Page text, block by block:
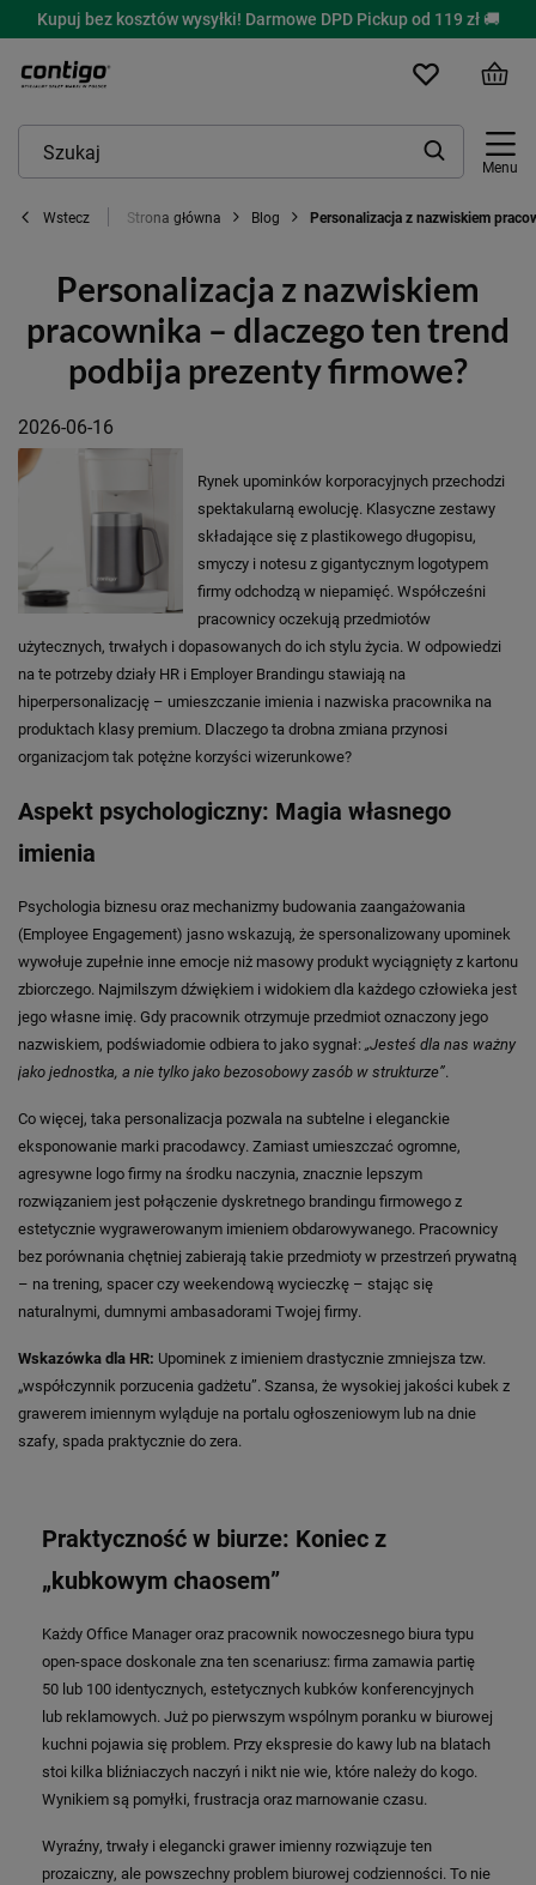
Kupuj bez kosztów wysyłki! Darmowe DPD Pickup od 119 zł 🚚
Menu
Wstecz Strona główna Blog Personalizacja z nazwiskiem
Personalizacja z nazwiskiem
pracownika – dlaczego ten trend
podbija prezenty firmowe?
2026-06-16
Rynek upominków korporacyjnych przechodzi
spektakularną ewolucję. Klasyczne zestawy
składające się z plastikowego długopisu,
smyczy i notesu z gigantycznym logotypem
firmy odchodzą w niepamięć. Współcześni
pracownicy oczekują przedmiotów
użytecznych, trwałych i dopasowanych do ich stylu życia. W odpowiedzi
na te potrzeby działy HR i Employer Brandingu stawiają na
hiperpersonalizację – umieszczanie imienia i nazwiska pracownika na
produktach klasy premium. Dlaczego ta drobna zmiana przynosi
organizacjom tak potężne korzyści wizerunkowe?
Aspekt psychologiczny: Magia własnego
imienia
Psychologia biznesu oraz mechanizmy budowania zaangażowania
(Employee Engagement) jasno wskazują, że spersonalizowany upominek
wywołuje zupełnie inne emocje niż masowy produkt wyciągnięty z kartonu
zbiorczego. Najmilszym dźwiękiem i widokiem dla każdego człowieka jest
jego własne imię. Gdy pracownik otrzymuje przedmiot oznaczony jego
nazwiskiem, podświadomie odbiera to jako sygnał: „Jesteś dla nas ważny
jako jednostka, a nie tylko jako bezosobowy zasób w strukturze”.
Co więcej, taka personalizacja pozwala na subtelne i eleganckie
eksponowanie marki pracodawcy. Zamiast umieszczać ogromne,
agresywne logo firmy na środku naczynia, znacznie lepszym
rozwiązaniem jest połączenie dyskretnego brandingu firmowego z
estetycznie wygrawerowanym imieniem obdarowywanego. Pracownicy
bez porównania chętniej zabierają takie przedmioty w przestrzeń prywatną
– na trening, spacer czy weekendową wycieczkę – stając się
naturalnymi, dumnymi ambasadorami Twojej firmy.
Wskazówka dla HR: Upominek z imieniem drastycznie zmniejsza tzw.
„współczynnik porzucenia gadżetu”. Szansa, że wysokiej jakości kubek z
grawerem imiennym wyląduje na portalu ogłoszeniowym lub na dnie
szafy, spada praktycznie do zera.
Praktyczność w biurze: Koniec z
„kubkowym chaosem”
Każdy Office Manager oraz pracownik nowoczesnego biura typu
open-space doskonale zna ten scenariusz: firma zamawia partię
50 lub 100 identycznych, estetycznych kubków konferencyjnych
lub reklamowych. Już po pierwszym wspólnym poranku w biurowej
kuchni pojawia się problem. Przy ekspresie do kawy lub na blatach
stoi kilka bliźniaczych naczyń i nikt nie wie, które należy do kogo.
Wynikiem są pomyłki, frustracja oraz marnowanie czasu.
Wyraźny, trwały i elegancki grawer imienny rozwiązuje ten
prozaiczny, ale powszechny problem biurowej codzienności. To nie